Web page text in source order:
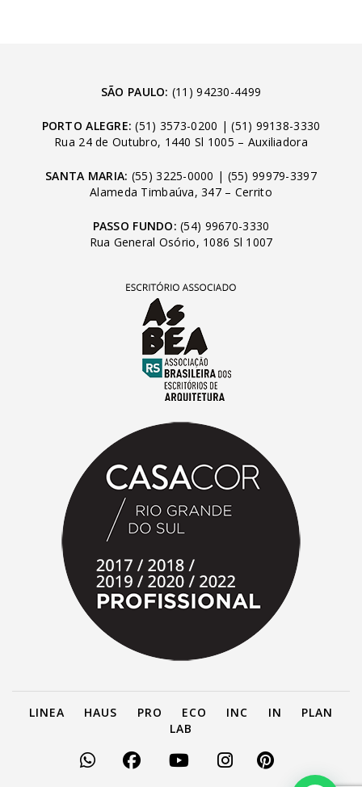
SÃO PAULO: (11) 94230-4499
PORTO ALEGRE: (51) 3573-0200 |(51) 99138-3330
Rua 24 de Outubro, 1440 Sl 1005 – Auxiliadora
SANTA MARIA: (55) 3225-0000 | (55) 99979-3397
Alameda Timbaúva, 347 – Cerrito
PASSO FUNDO: (54) 99670-3330
Rua General Osório, 1086 Sl 1007
LINEA HAUS PRO ECO INC IN
PLAN
LAB